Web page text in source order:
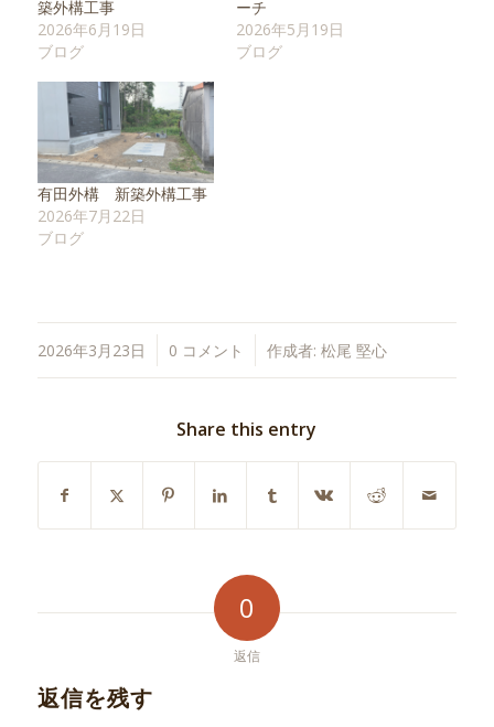
築外構工事
2026年6月19日
ブログ
ーチ
2026年5月19日
ブログ
有田外構 新築外構工事
2026年7月22日
ブログ
2026年3月23日 0 コメント
/ 作成者: 松尾 堅心
Share this entry
0
返信
返信を残す